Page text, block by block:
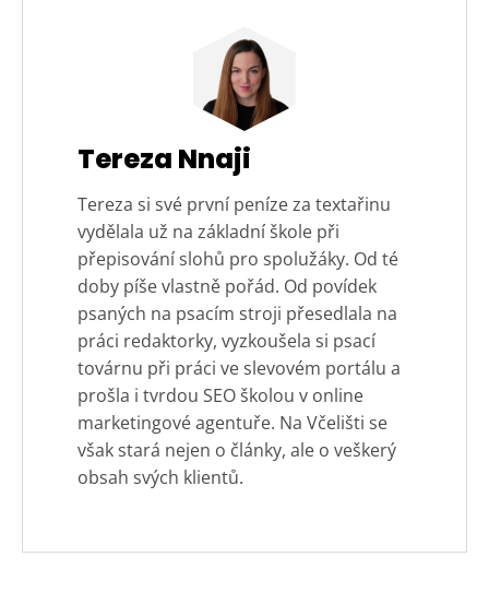
Tereza Nnaji
Tereza si své první peníze za textařinu
vydělala už na základní škole při
přepisování slohů pro spolužáky. Od té
doby píše vlastně pořád. Od povídek
psaných na psacím stroji přesedlala na
práci redaktorky, vyzkoušela si psací
továrnu při práci ve slevovém portálu a
prošla i tvrdou SEO školou v online
marketingové agentuře. Na Včelišti se
však stará nejen o články, ale o veškerý
obsah svých klientů.